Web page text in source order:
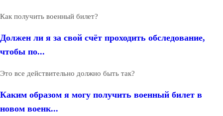
Как получить военный билет?
Должен ли я за свой счёт проходить обследование,
чтобы по...
Это все действительно должно быть так?
Каким образом я могу получить военный билет в
новом военк...